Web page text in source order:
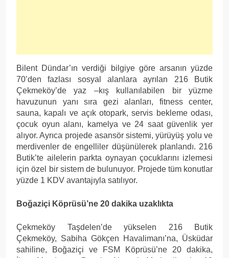
Bilent Dündar’ın verdiği bilgiye göre arsanın yüzde
70’den fazlası sosyal alanlara ayrılan 216 Butik
Çekmeköy’de yaz –kış kullanılabilen bir yüzme
havuzunun yanı sıra gezi alanları, fitness center,
sauna, kapalı ve açık otopark, servis bekleme odası,
çocuk oyun alanı, kamelya ve 24 saat güvenlik yer
alıyor. Ayrıca projede asansör sistemi, yürüyüş yolu ve
merdivenler de engelliler düşünülerek planlandı. 216
Butik’te ailelerin parkta oynayan çocuklarını izlemesi
için özel bir sistem de bulunuyor. Projede tüm konutlar
yüzde 1 KDV avantajıyla satılıyor.
Boğaziçi Köprüsü’ne 20 dakika uzaklıkta
Çekmeköy Taşdelen’de yükselen 216 Butik
Çekmeköy, Sabiha Gökçen Havalimanı’na, Üsküdar
sahiline, Boğaziçi ve FSM Köprüsü’ne 20 dakika,